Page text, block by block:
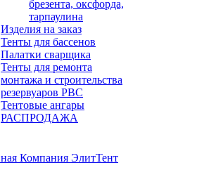
брезента, оксфорда,
тарпаулина
Изделия на заказ
Тенты для бассенов
Палатки сварщика
Тенты для ремонта
монтажа и строительства
резервуаров РВС
Тентовые ангары
РАСПРОДАЖА